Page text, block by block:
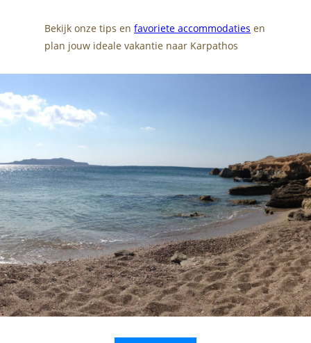
Bekijk onze tips en favoriete accommodaties en
plan jouw ideale vakantie naar Karpathos